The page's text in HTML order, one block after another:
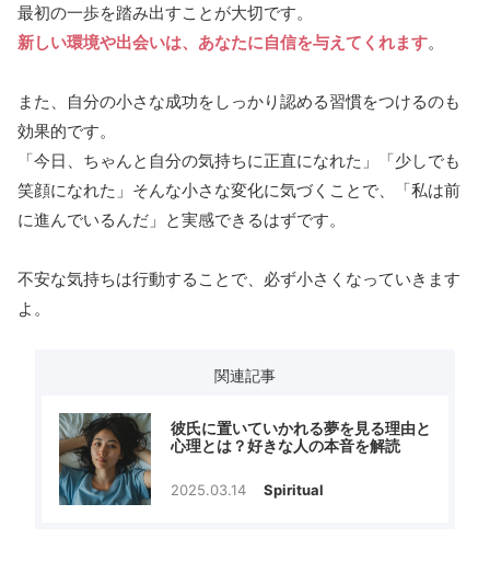
最初の一歩を踏み出すことが大切です。
新しい環境や出会いは、あなたに自信を与えてくれます。
また、自分の小さな成功をしっかり認める習慣をつけるのも
効果的です。
「今日、ちゃんと自分の気持ちに正直になれた」「少しでも
笑顔になれた」そんな小さな変化に気づくことで、「私は前
に進んでいるんだ」と実感できるはずです。
不安な気持ちは行動することで、必ず小さくなっていきます
よ。
関連記事
彼氏に置いていかれる夢を見る理由と
心理とは？好きな人の本音を解読
2025.03.14 Spiritual